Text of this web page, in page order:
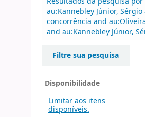
au:Kannebley Júnior,
concorrência and
and au:Kannebley Júnior,
Filtre sua pesquisa
Disponibilidade
Limitar aos itens
disponíveis.